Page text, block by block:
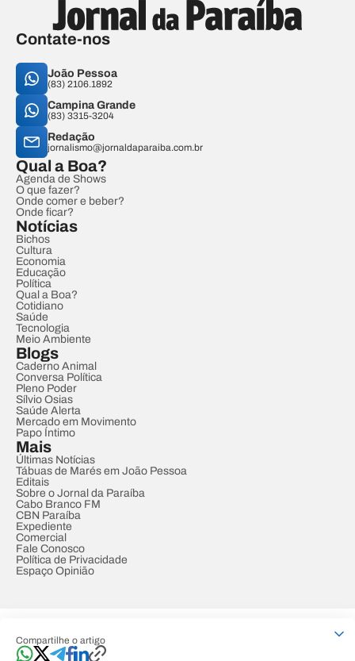
Compartilhe o artigo
Contate-nos
João Pessoa
(83) 2106.1892
Campina Grande
(83) 3315-3204
Redação
jornalismo@jornaldaparaiba.com.br
Qual a Boa?
Agenda de Shows
O que fazer?
Onde comer e beber?
Onde ficar?
Notícias
Bichos
Cultura
Economia
Educação
Política
Qual a Boa?
Cotidiano
Saúde
Tecnologia
Meio Ambiente
Blogs
Caderno Animal
Conversa Política
Pleno Poder
Sílvio Osias
Saúde Alerta
Mercado em Movimento
Papo Íntimo
Mais
Últimas Notícias
Tábuas de Marés em João Pessoa
Editais
Sobre o Jornal da Paraíba
Cabo Branco FM
CBN Paraíba
Expediente
Comercial
Fale Conosco
Política de Privacidade
Espaço Opinião
Developed by Designed by